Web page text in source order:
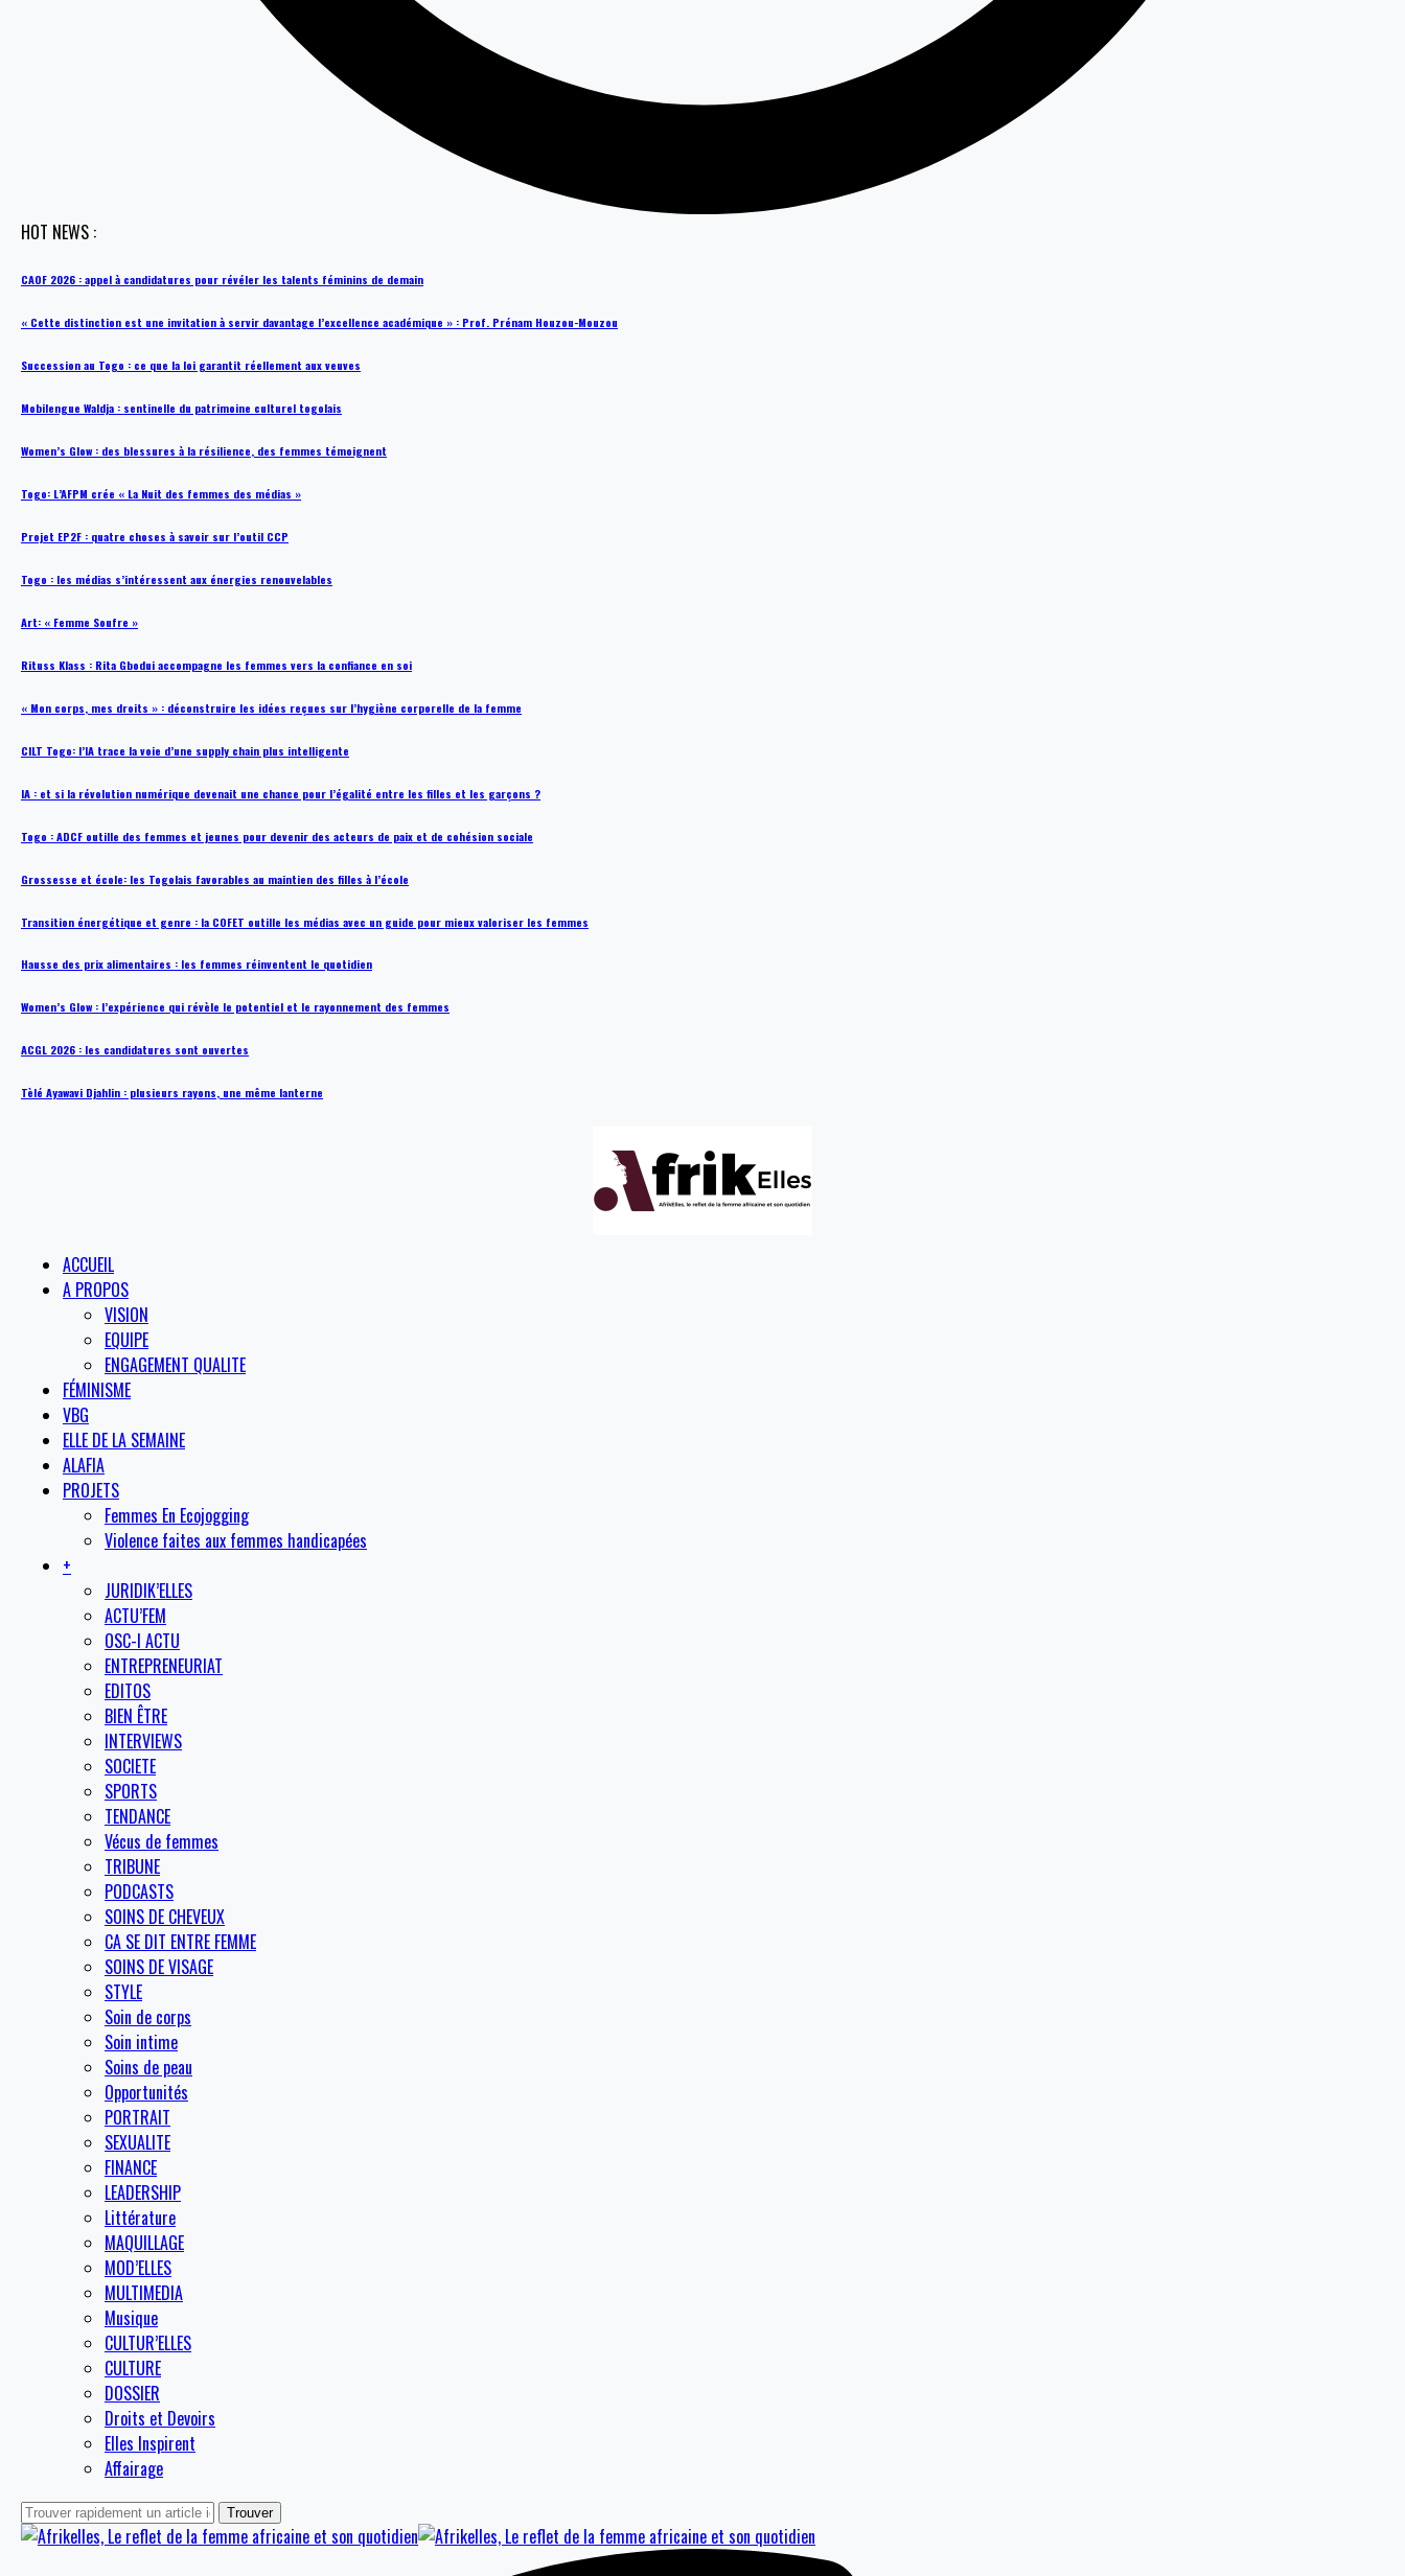
HOT NEWS :
CAOF 2026 : appel à candidatures pour révéler les talents féminins de demain
« Cette distinction est une invitation à servir davantage l’excellence académique » : Prof. Prénam Houzou-Mouzou
Succession au Togo : ce que la loi garantit réellement aux veuves
Mobilengue Waldja : sentinelle du patrimoine culturel togolais
Women’s Glow : des blessures à la résilience, des femmes témoignent
Togo: L’AFPM crée « La Nuit des femmes des médias »
Projet EP2F : quatre choses à savoir sur l’outil CCP
Togo : les médias s’intéressent aux énergies renouvelables
Art: « Femme Soufre »
Rituss Klass : Rita Gbodui accompagne les femmes vers la confiance en soi
« Mon corps, mes droits » : déconstruire les idées reçues sur l’hygiène corporelle de la femme
CILT Togo: l’IA trace la voie d’une supply chain plus intelligente
IA : et si la révolution numérique devenait une chance pour l’égalité entre les filles et les garçons ?
Togo : ADCF outille des femmes et jeunes pour devenir des acteurs de paix et de cohésion sociale
Grossesse et école: les Togolais favorables au maintien des filles à l’école
Transition énergétique et genre : la COFET outille les médias avec un guide pour mieux valoriser les femmes
Hausse des prix alimentaires : les femmes réinventent le quotidien
Women’s Glow : l’expérience qui révèle le potentiel et le rayonnement des femmes
ACGL 2026 : les candidatures sont ouvertes
Tèlé Ayawavi Djahlin : plusieurs rayons, une même lanterne
ACCUEIL
A PROPOS
VISION
EQUIPE
ENGAGEMENT QUALITE
FÉMINISME
VBG
ELLE DE LA SEMAINE
ALAFIA
PROJETS
Femmes En Ecojogging
Violence faites aux femmes handicapées
+
JURIDIK’ELLES
ACTU’FEM
OSC-I ACTU
ENTREPRENEURIAT
EDITOS
BIEN ÊTRE
INTERVIEWS
SOCIETE
SPORTS
TENDANCE
Vécus de femmes
TRIBUNE
PODCASTS
SOINS DE CHEVEUX
CA SE DIT ENTRE FEMME
SOINS DE VISAGE
STYLE
Soin de corps
Soin intime
Soins de peau
Opportunités
PORTRAIT
SEXUALITE
FINANCE
LEADERSHIP
Littérature
MAQUILLAGE
MOD’ELLES
MULTIMEDIA
Musique
CULTUR’ELLES
CULTURE
DOSSIER
Droits et Devoirs
Elles Inspirent
Affairage